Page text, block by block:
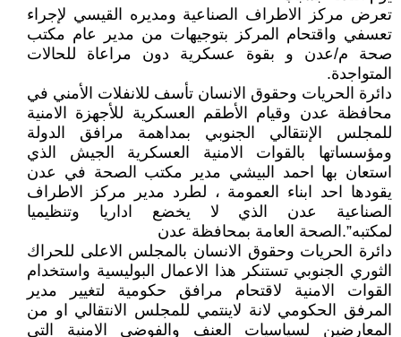
‏تعرض مركز الاطراف الصناعية ومديره القيسي لإجراء
تعسفي واقتحام المركز بتوجيهات من مدير عام مكتب
صحة م/عدن و بقوة عسكرية دون مراعاة للحالات
المتواجدة.
دائرة الحريات وحقوق الانسان تأسف للانفلات الأمني في
محافظة عدن وقيام الأطقم العسكرية للأجهزة الامنية
للمجلس الإنتقالي الجنوبي بمداهمة مرافق الدولة
ومؤسساتها بالقوات الامنية العسكرية الجيش الذي
استعان بها احمد البيشي مدير مكتب الصحة في عدن
يقودها احد ابناء العمومة ، لطرد مدير مركز الاطراف
الصناعية عدن الذي لا يخضع اداريا وتنظيميا
لمكتبه”.الصحة العامة بمحافظة عدن
دائرة الحريات وحقوق الانسان بالمجلس الاعلى للحراك
الثوري الجنوبي تستنكر هذا الاعمال البوليسية واستخدام
القوات الامنية لاقتحام مرافق حكومية لتغيير مدير
المرفق الحكومي لانة لاينتمي للمجلس الانتقالي او من
المعارضين لسياسيات العنف والفوضى الامنية التي